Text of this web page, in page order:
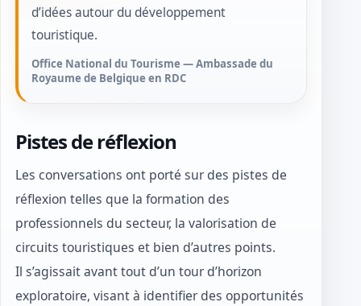
d’idées autour du développement
touristique.
Office National du Tourisme — Ambassade du
Royaume de Belgique en RDC
Pistes de réflexion
Les conversations ont porté sur des pistes de
réflexion telles que la formation des
professionnels du secteur, la valorisation de
circuits touristiques et bien d’autres points.
Il s’agissait avant tout d’un tour d’horizon
exploratoire, visant à identifier des opportunités